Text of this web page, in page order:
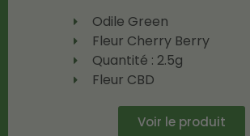
Odile Green
Fleur Cherry Berry
Quantité : 2.5g
Fleur CBD
Voir le produit